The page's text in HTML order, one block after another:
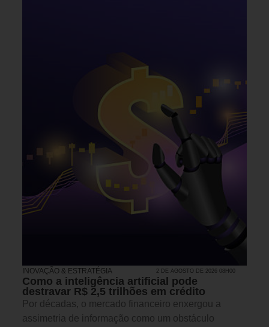
INOVAÇÃO & ESTRATÉGIA 2 DE AGOSTO DE 2026 08H00
Como a inteligência artificial pode
destravar R$ 2,5 trilhões em crédito
Por décadas, o mercado financeiro enxergou a
assimetria de informação como um obstáculo